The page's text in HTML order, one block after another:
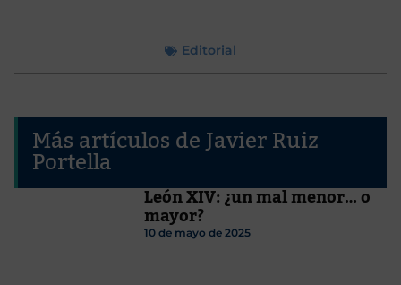
Editorial
Más artículos de Javier Ruiz
Portella
León XIV: ¿un mal menor…­ o
mayor?
10 de mayo de 2025